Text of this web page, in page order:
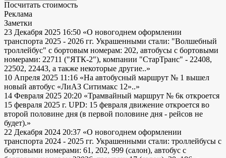
Посчитать стоимость
Реклама
Заметки
23 Декабря 2025 16:50 «О новогоднем оформлении
транспорта 2025 - 2026 гг. Украшенными стали: "Волшебный
троллейбус" с бортовым номерам: 202, автобусы с бортовыми
номерами: 22711 ("ЯТК-2"), компании "СтарТранс" - 22408,
22502, 22443, а также некоторые другие..»
10 Апреля 2025 11:16 «На автобусный маршрут № 1 вышел
новый автобус «ЛиАЗ Ситимакс 12»..»
14 Февраля 2025 20:20 «Трамвайный маршрут № 6к откроется
15 февраля 2025 г. UPD: 15 февраля движение откроется во
второй половине дня (в первой половине дня - рейсов не
будет).»
22 Декабря 2024 20:37 «О новогоднем оформлении
транспорта 2024 - 2025 гг. Украшенными стали: троллейбусы с
бортовыми номерами: 61, 202, 999 (салон), автобус с